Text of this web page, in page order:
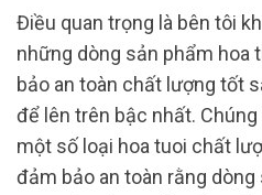
Điều quan trọng là bên tôi
những dòng sản phẩm hoa
bảo an toàn chất lượng tốt
để lên trên bậc nhất.
một số loại hoa tuoi chất
đảm bảo an toàn rằng